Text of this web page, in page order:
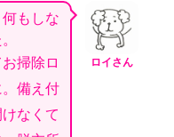
ロイさん
もしな
掃除ロ
備え付
なくて